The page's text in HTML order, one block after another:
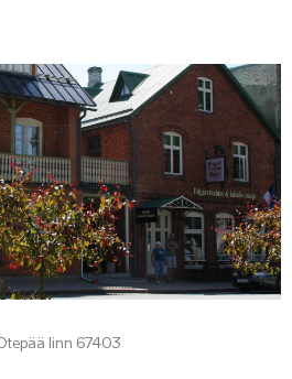
linn 67403